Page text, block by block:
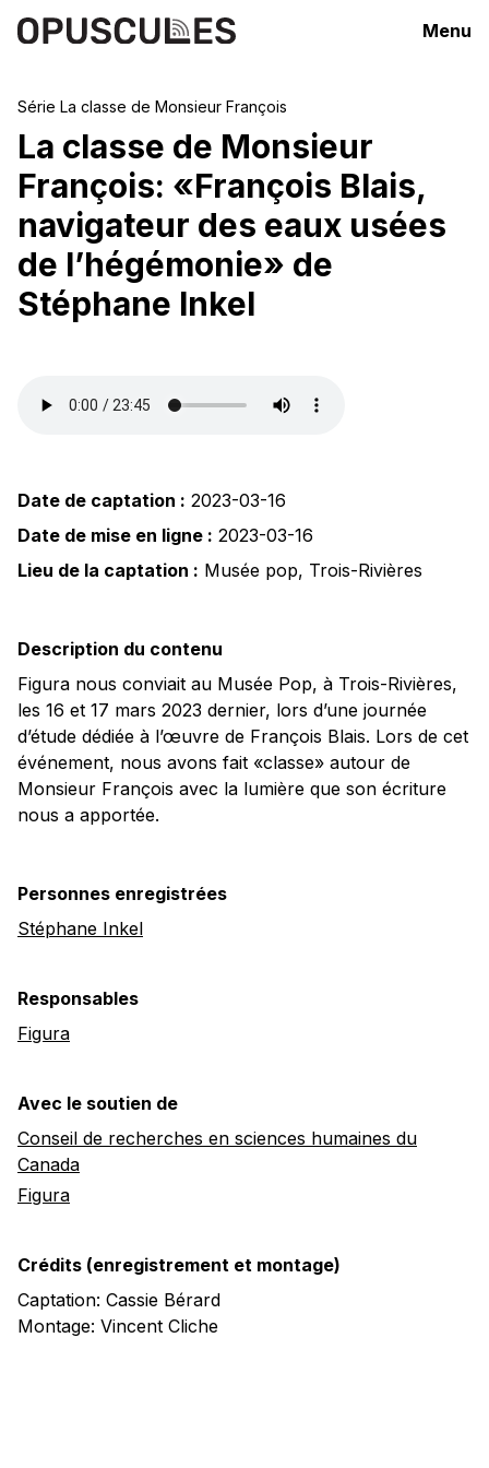
Menu
Série La classe de Monsieur François
La classe de Monsieur
François: «François Blais,
navigateur des eaux usées
de l’hégémonie» de
Stéphane Inkel
Date de captation : 2023-03-16
Date de mise en ligne : 2023-03-16
Lieu de la captation : Musée pop, Trois-Rivières
Description du contenu
Figura nous conviait au Musée Pop, à Trois-Rivières,
les 16 et 17 mars 2023 dernier, lors d’une journée
d’étude dédiée à l’œuvre de François Blais. Lors de cet
événement, nous avons fait «classe» autour de
Monsieur François avec la lumière que son écriture
nous a apportée.
Personnes enregistrées
Stéphane Inkel
Responsables
Figura
Avec le soutien de
Conseil de recherches en sciences humaines du
Canada
Figura
Crédits (enregistrement et montage)
Captation: Cassie Bérard
Montage: Vincent Cliche